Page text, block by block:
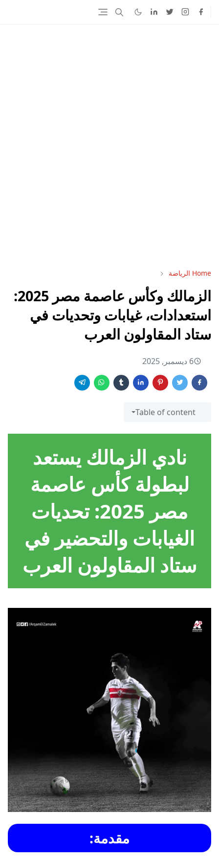
Home الرياضة
الزمالك وكأس عاصمة مصر 2025:
استعدادات، غيابات وتحديات في
ستاد المقاولون العرب
6 ديسمبر, 2025
Table of content
نادي الزمالك يستعد
لبطولة كأس عاصمة
مصر 2025: تحديات
الغيابات والتحضير في
ستاد المقاولون العرب
مقدمة: